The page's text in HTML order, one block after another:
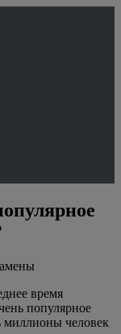
время
популярное
миллионы человек